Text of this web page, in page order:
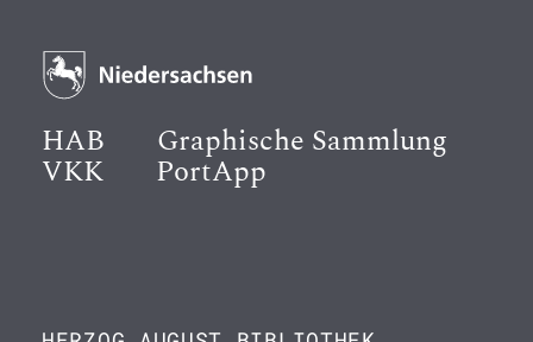
HAB Graphische Sammlung
VKK PortApp